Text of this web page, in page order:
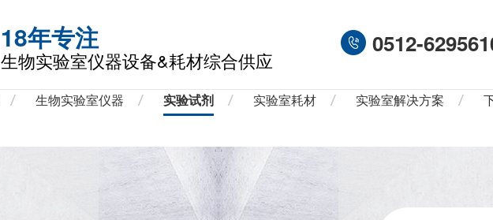
18年专注
生物实验室仪器设备&耗材综合供应
0512-
生物实验室仪器 实验试剂 实验室耗材 实验室解决方案